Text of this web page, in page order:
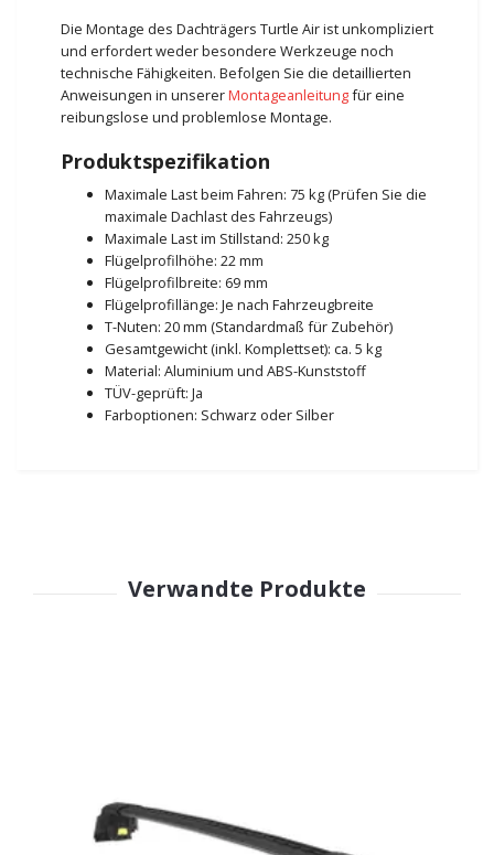
Die Montage des Dachträgers Turtle Air ist unkompliziert
und erfordert weder besondere Werkzeuge noch
technische Fähigkeiten. Befolgen Sie die detaillierten
Anweisungen in unsererMontageanleitungfür eine
reibungslose und problemlose Montage.
Produktspezifikation
Maximale Last beim Fahren: 75 kg (Prüfen Sie die
maximale Dachlast des Fahrzeugs)
Maximale Last im Stillstand: 250 kg
Flügelprofilhöhe: 22 mm
Flügelprofilbreite: 69 mm
Flügelprofillänge: Je nach Fahrzeugbreite
T-Nuten: 20 mm (Standardmaß für Zubehör)
Gesamtgewicht (inkl. Komplettset): ca. 5 kg
Material: Aluminium und ABS-Kunststoff
TÜV-geprüft: Ja
Farboptionen: Schwarz oder Silber